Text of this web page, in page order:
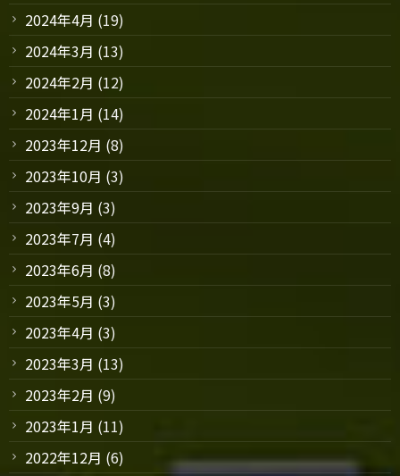
2024年4月 (19)
2024年3月 (13)
2024年2月 (12)
2024年1月 (14)
2023年12月 (8)
2023年10月 (3)
2023年9月 (3)
2023年7月 (4)
2023年6月 (8)
2023年5月 (3)
2023年4月 (3)
2023年3月 (13)
2023年2月 (9)
2023年1月 (11)
2022年12月 (6)